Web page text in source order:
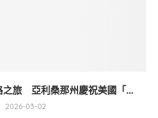
之旅 亞利桑那州慶祝美國「...
2026-03-02